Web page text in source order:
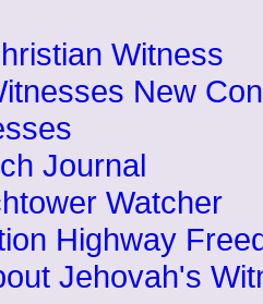
Witness
New
Journal
Watcher
Highway
Jehovah's